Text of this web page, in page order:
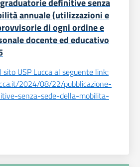
definitive senza
annuale (utilizzazioni e
di ogni ordine e
docente ed educativo
sito USP Lucca al seguente link:
2024/08/22/pubblicazione-
senza-sede-della-mobilita-